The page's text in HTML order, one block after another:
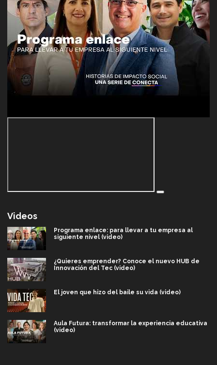
Videos
Programa enlace: para llevar a tu empresa al
siguiente nivel (video)
¿Quieres emprender? Conoce el nuevo HUB de
Innovación del Tec (video)
El joven que hizo del baile su vida (video)
Aula Futura: transformar la experiencia educativa
(video)